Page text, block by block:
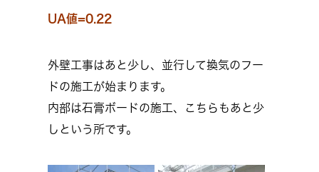
UA値=0.22
外壁工事はあと少し、並行して換気のフー
ドの施工が始まります。
内部は石膏ボードの施工、こちらもあと少
しという所です。